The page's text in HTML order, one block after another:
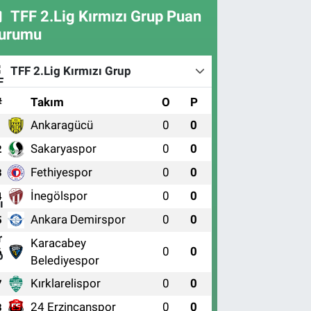
TFF 2.Lig Kırmızı Grup Puan
TFF 2.Lig Kırmızı Grup
Takım O P
Ankaragücü 0 0
Sakaryaspor 0 0
Fethiyespor 0 0
İnegölspor 0 0
Ankara Demirspor 0 0
Karacabey
Belediyespor
0 0
Kırklarelispor 0 0
24 Erzincanspor 0 0